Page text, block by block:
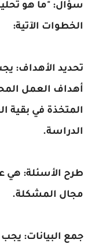
سؤال: "ما هو
الخطوات الآتية:
تحديد الأهداف:
أهداف العمل
المتخذة في بقية
الدراسة.
طرح الأسئلة: هي
مجال المشكلة.
جمع البيانات: